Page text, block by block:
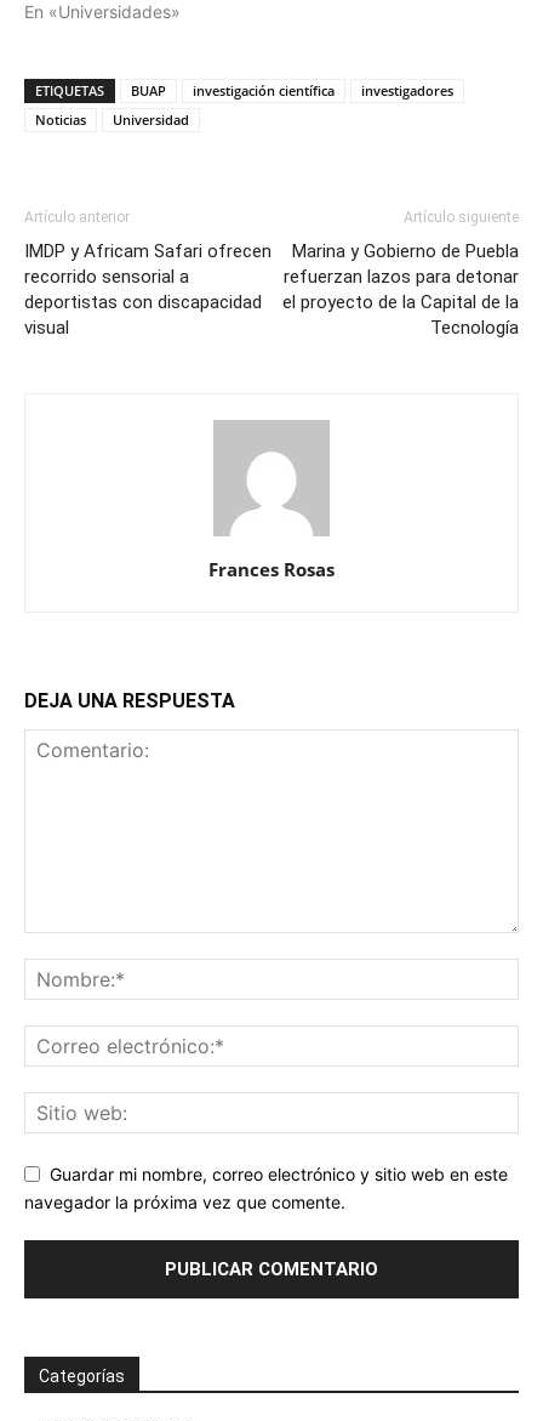
En «Universidades»
ETIQUETAS BUAP investigación científica
investigadores
Noticias
Universidad
Artículo anterior
IMDP y Africam Safari ofrecen
recorrido sensorial a
deportistas con discapacidad
visual
Artículo siguiente
Marina y Gobierno de Puebla
refuerzan lazos para detonar
el proyecto de la Capital de la
Tecnología
Frances Rosas
DEJA UNA RESPUESTA
Guardar mi nombre, correo electrónico y sitio web en este
navegador la próxima vez que comente.
Categorías